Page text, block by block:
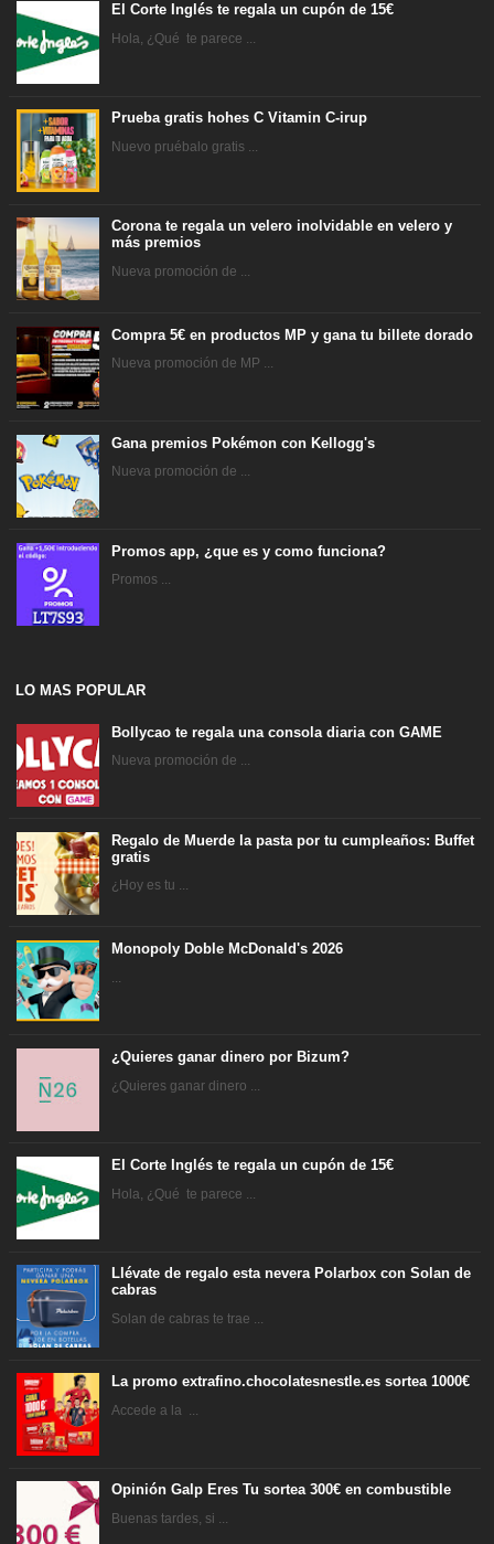
El Corte Inglés te regala un cupón de 15€
Hola, ¿Qué te parece ...
Prueba gratis hohes C Vitamin C-irup
Nuevo pruébalo gratis ...
Corona te regala un velero inolvidable en velero y
más premios
Nueva promoción de ...
Compra 5€ en productos MP y gana tu billete dorado
Nueva promoción de MP ...
Gana premios Pokémon con Kellogg's
Nueva promoción de ...
Promos app, ¿que es y como funciona?
Promos ...
LO MAS POPULAR
Bollycao te regala una consola diaria con GAME
Nueva promoción de ...
Regalo de Muerde la pasta por tu cumpleaños: Buffet
gratis
¿Hoy es tu ...
Monopoly Doble McDonald's 2026
¿Quieres ganar dinero por Bizum?
¿Quieres ganar dinero ...
El Corte Inglés te regala un cupón de 15€
Hola, ¿Qué te parece ...
Llévate de regalo esta nevera Polarbox con Solan de
cabras
Solan de cabras te trae ...
La promo extrafino.chocolatesnestle.es sortea 1000€
Accede a la ...
Opinión Galp Eres Tu sortea 300€ en combustible
Buenas tardes, si ...